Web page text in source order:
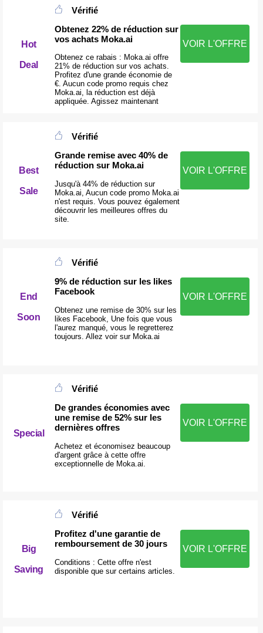
Hot
Deal
Vérifié
Obtenez 22% de réduction sur
vos achats Moka.ai
Obtenez ce rabais : Moka.ai offre
21% de réduction sur vos achats.
Profitez d'une grande économie de
€. Aucun code promo requis chez
Moka.ai, la réduction est déjà
appliquée. Agissez maintenant
VOIR L'OFFRE
Best
Sale
Vérifié
Grande remise avec 40% de
réduction sur Moka.ai
Jusqu'à 44% de réduction sur
Moka.ai, Aucun code promo Moka.ai
n'est requis. Vous pouvez également
découvrir les meilleures offres du
site.
VOIR L'OFFRE
End
Soon
Vérifié
9% de réduction sur les likes
Facebook
Obtenez une remise de 30% sur les
likes Facebook, Une fois que vous
l'aurez manqué, vous le regretterez
toujours. Allez voir sur Moka.ai
VOIR L'OFFRE
Special
Vérifié
De grandes économies avec
une remise de 52% sur les
dernières offres
Achetez et économisez beaucoup
d'argent grâce à cette offre
exceptionnelle de Moka.ai.
VOIR L'OFFRE
Big
Saving
Vérifié
Profitez d'une garantie de
remboursement de 30 jours
Conditions : Cette offre n'est
disponible que sur certains articles.
VOIR L'OFFRE